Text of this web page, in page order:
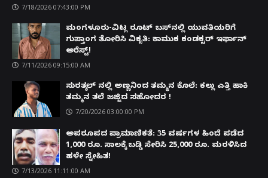
7/18/2026 07:43:00 PM
ಮಂಗಳೂರು-ವಿಟ್ಲ ರೂಟ್ ಬಸ್‌ನಲ್ಲಿ ಯುವತಿಯರಿಗೆ
ಗುಪ್ತಾಂಗ ತೋರಿಸಿ ವಿಕೃತಿ: ಕಾಮುಕ ಕಂಡಕ್ಟರ್ ಇರ್ಫಾನ್
ಅರೆಸ್ಟ್!
7/11/2026 09:15:00 AM
ಸುರತ್ಕಲ್ ನಲ್ಲಿ ಅಣ್ಣನಿಂದ ತಮ್ಮನ ಕೊಲೆ: ಕಲ್ಲು ಎತ್ತಿ ಹಾಕಿ
ತಮ್ಮನ ತಲೆ ಜಜ್ಜಿದ ಸಹೋದರ !
7/20/2026 03:00:00 PM
ಅಪರೂಪದ ಪ್ರಾಮಾಣಿಕತೆ: 35 ವರ್ಷಗಳ ಹಿಂದೆ ಪಡೆದ
1,000 ರೂ. ಸಾಲಕ್ಕೆ ಬಡ್ಡಿ ಸೇರಿಸಿ 25,000 ರೂ. ಮರಳಿಸಿದ
ಹಳೇ ಸ್ನೇಹಿತ!
7/13/2026 11:11:00 AM